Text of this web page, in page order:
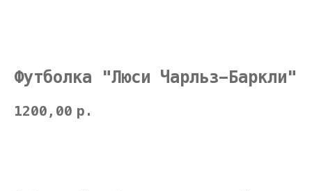
Футболка "Люси Чарльз-Баркли"
1200,00 р.